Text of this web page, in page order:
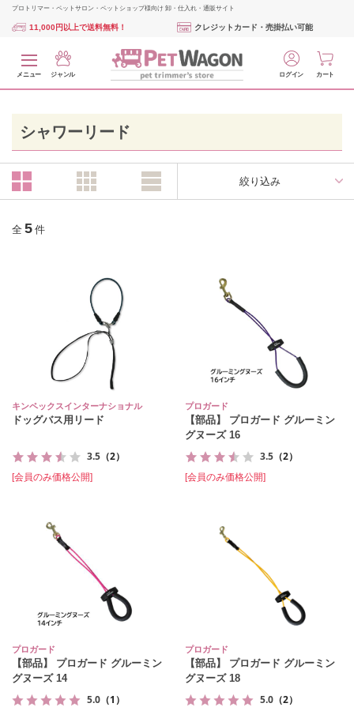
プロトリマー・ペットサロン・ペットショップ様向け 卸・仕入れ・通販サイト
11,000円以上で送料無料！ クレジットカード・売掛払い可能
メニュー ジャンル ログイン カート
シャワーリード
絞り込み
全 5 件
キンペックスインターナショナル
ドッグバス用リード
3.5 （2）
[会員のみ価格公開]
プロガード
【部品】 プロガード グルーミン
グヌーズ 16
3.5 （2）
[会員のみ価格公開]
プロガード
【部品】 プロガード グルーミン
グヌーズ 14
5.0 （1）
プロガード
【部品】 プロガード グルーミン
グヌーズ 18
5.0 （2）